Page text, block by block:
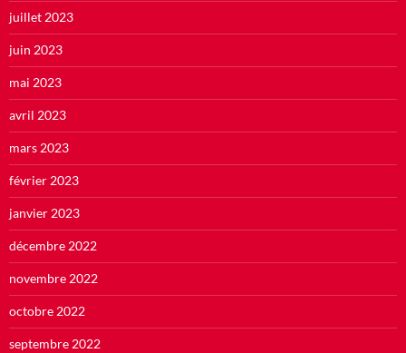
juillet 2023
juin 2023
mai 2023
avril 2023
mars 2023
février 2023
janvier 2023
décembre 2022
novembre 2022
octobre 2022
septembre 2022